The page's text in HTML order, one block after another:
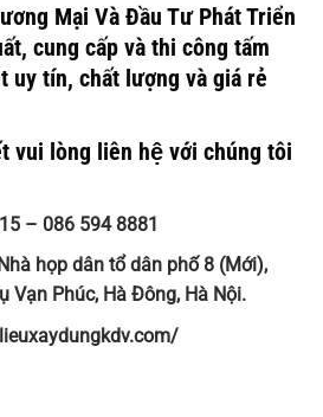
Mại Và Đầu Tư Phát Triển
cung cấp và thi công tấm
uy tín, chất lượng và giá rẻ
vui lòng liên hệ với chúng tôi
– 086 594 8881
họp dân tổ dân phố 8 (Mới),
Vạn Phúc, Hà Đông, Hà Nội.